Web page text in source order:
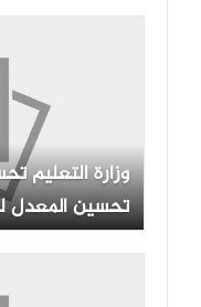
وزارة التعليم
الثاني